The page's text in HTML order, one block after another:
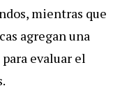
mientras que
agregan una
evaluar el